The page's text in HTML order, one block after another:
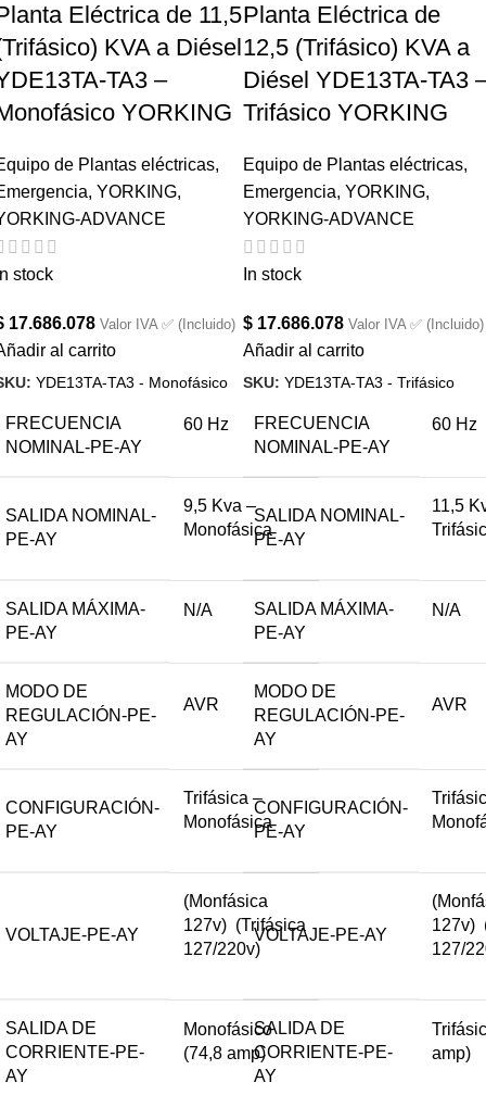
Eléctrica de 11,5
KVA a Diésel
TA3 –
YORKING
de Plantas eléctricas,
, YORKING,
ADVANCE
stock
17.686.078 Valor IVA ✅ (Incluido)
al carrito
YDE13TA-TA3 - Monofásico
FRECUENCIA
NOMINAL-PE-AY
60 Hz
SALIDA NOMINAL-
PE-AY
9,5 Kva –
Monofásica
SALIDA MÁXIMA-
PE-AY
N/A
MODO DE
REGULACIÓN-PE-
AY
AVR
CONFIGURACIÓN-
PE-AY
Trifásica –
Monofásica
VOLTAJE-PE-AY
(Monfásica
127v)  (Trifásica
127/220v)
SALIDA DE
CORRIENTE-PE-
AY
Monofásico
(74,8 amp)
Planta Eléctrica de
12,5 (Trifásico) KVA a
Diésel YDE13TA-TA3
Trifásico YORKING
Equipo de Plantas eléctricas,
Emergencia, YORKING,
YORKING-ADVANCE
In stock
$ 17.686.078 Valor IVA ✅ (Incluido)
Añadir al carrito
SKU: YDE13TA-TA3 - Trifásico
FRECUENCIA
NOMINAL-PE-AY
60 Hz
SALIDA NOMINAL-
PE-AY
11,5
SALIDA MÁXIMA-
PE-AY
N/A
MODO DE
REGULACIÓN-PE-
AY
AVR
CONFIGURACIÓN-
PE-AY
VOLTAJE-PE-AY
127v)
127/
SALIDA DE
CORRIENTE-PE-
AY
amp)